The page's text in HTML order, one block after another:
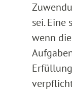
sei.
wenn